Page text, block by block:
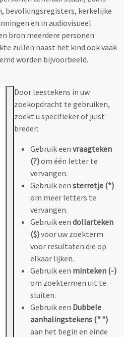
bevolkingsregisters, kerkelijke
en in audiovisueel
bron meerdere personen
zullen naast het kind ook vaak
worden bijvoorbeeld.
Door leestekens in uw
zoekopdracht te gebruiken,
zoekt u specifieker of juist
breder:
Gebruik een vraagteken
(?)om één letter te
vervangen.
Gebruik een sterretje (*)
om meer letters te
vervangen.
Gebruik een dollarteken
($)voor uw zoekterm
voor resultaten die op
elkaar lijken.
Gebruik een minteken (-)
om zoektermen uit te
sluiten.
Gebruik een Dubbele
aanhalingstekens (" ")
aan het begin en einde